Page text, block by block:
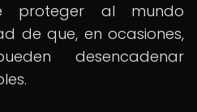
proteger al mundo
de que, en ocasiones,
desencadenar